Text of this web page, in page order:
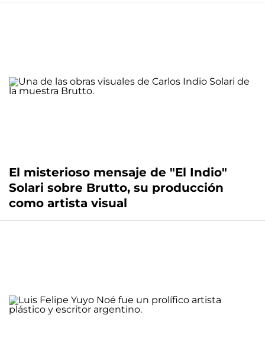
El misterioso mensaje de "El Indio"
Solari sobre Brutto, su producción
como artista visual